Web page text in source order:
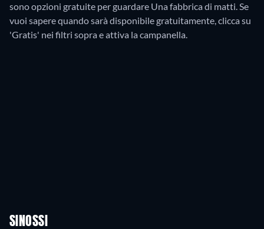
sono opzioni gratuite per guardare Una fabbrica di matti. Se
vuoi sapere quando sarà disponibile gratuitamente, clicca su
'Gratis' nei filtri sopra e attiva la campanella.
SINOSSI